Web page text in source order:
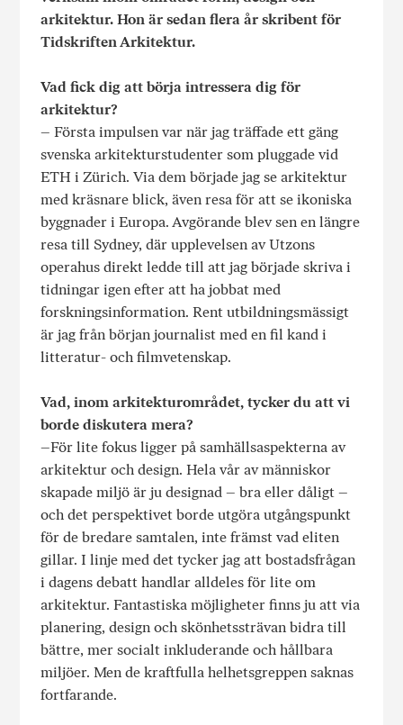
arkitektur. Hon är sedan flera år skribent för
Tidskriften Arkitektur.
Vad fick dig att börja intressera dig för
arkitektur?
– Första impulsen var när jag träffade ett gäng
svenska arkitekturstudenter som pluggade vid
ETH i Zürich. Via dem började jag se arkitektur
med kräsnare blick, även resa för att se ikoniska
byggnader i Europa. Avgörande blev sen en längre
resa till Sydney, där upplevelsen av Utzons
operahus direkt ledde till att jag började skriva i
tidningar igen efter att ha jobbat med
forskningsinformation. Rent utbildningsmässigt
är jag från början journalist med en fil kand i
litteratur- och filmvetenskap.
Vad, inom arkitekturområdet, tycker du att vi
borde diskutera mera?
–För lite fokus ligger på samhällsaspekterna av
arkitektur och design. Hela vår av människor
skapade miljö är ju designad – bra eller dåligt –
och det perspektivet borde utgöra utgångspunkt
för de bredare samtalen, inte främst vad eliten
gillar. I linje med det tycker jag att bostadsfrågan
i dagens debatt handlar alldeles för lite om
arkitektur. Fantastiska möjligheter finns ju att via
planering, design och skönhetssträvan bidra till
bättre, mer socialt inkluderande och hållbara
miljöer. Men de kraftfulla helhetsgreppen saknas
fortfarande.